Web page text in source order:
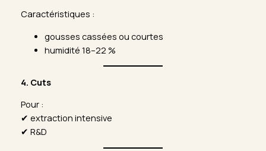
Caractéristiques :
gousses cassées ou courtes
humidité 18–22 %
4. Cuts
Pour :
✔ extraction intensive
✔ R&D